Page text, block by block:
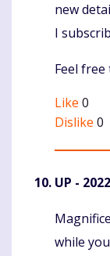
new
I
Feel
Like 0
Dislike 0
UP -
while